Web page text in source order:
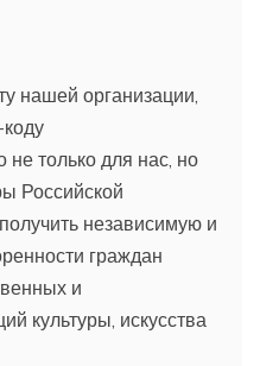
нашей организации,
только для нас, но
Российской
независимую и
граждан
и
культуры, искусства